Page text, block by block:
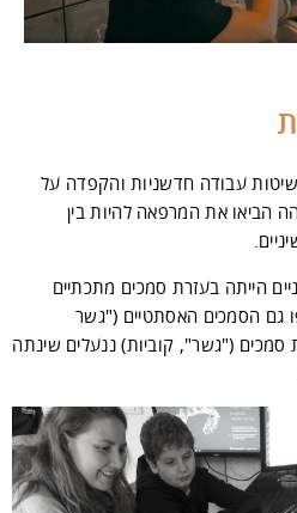
עבודה חדשניות והקפדה על
הביאו את המרפאה להיות בין
הייתה בעזרת סמכים מתכתיים
גם הסמכים האסתטיים ("גשר
("גשר", קוביות) ננעלים שינתה